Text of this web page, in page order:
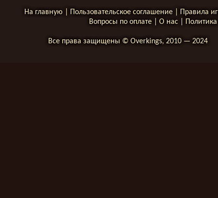
На главную Пользовательское соглашение|
Правила
Вопросы по оплате
О нас
Все права защищены © Overkings, 2010 — 2024